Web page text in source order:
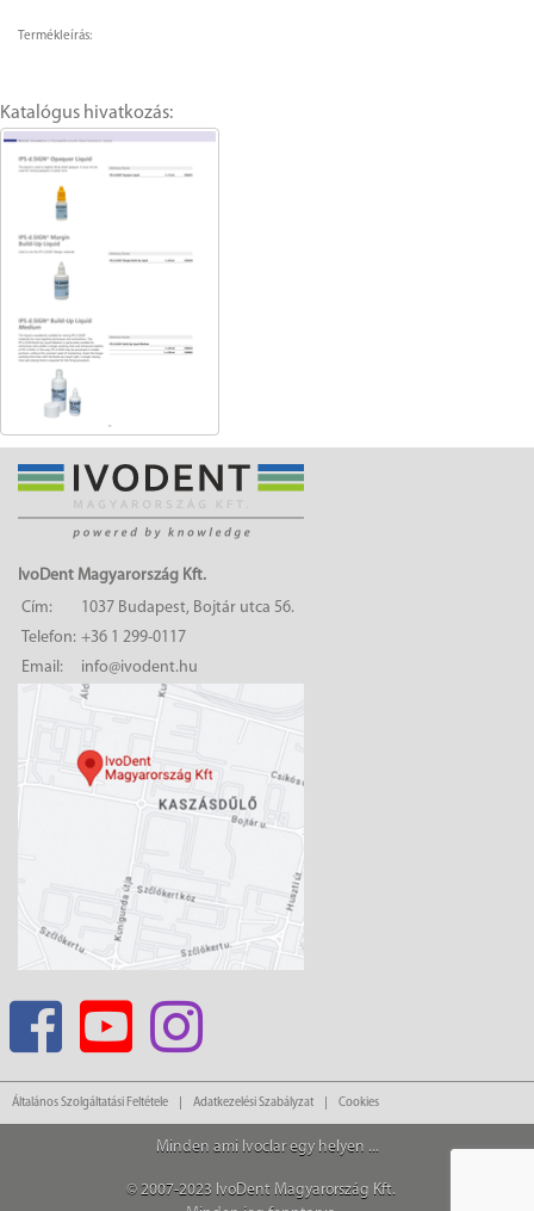
Termékleírás:
Katalógus hivatkozás:
IvoDent Magyarország Kft.
Cím:
1037 Budapest, Bojtár utca 56.
Telefon: +36 1 299-0117
Email:
info@ivodent.hu
Általános Szolgáltatási Feltétele Adatkezelési Szabályzat Cookies
© 2007-2023 IvoDent Magyarország Kft.
Minden ami Ivoclar egy helyen ...